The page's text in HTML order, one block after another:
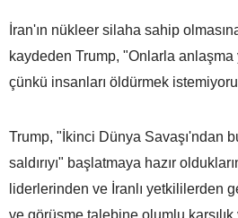
İran'ın nükleer silaha sahip
kaydeden Trump, "Onlarla anlaşma
çünkü insanları öldürmek
Trump, "İkinci Dünya Savaşı'ndan
saldırıyı" başlatmaya hazır
liderlerinden ve İranlı yetkililerden
ve görüşme talebine olumlu karşılık